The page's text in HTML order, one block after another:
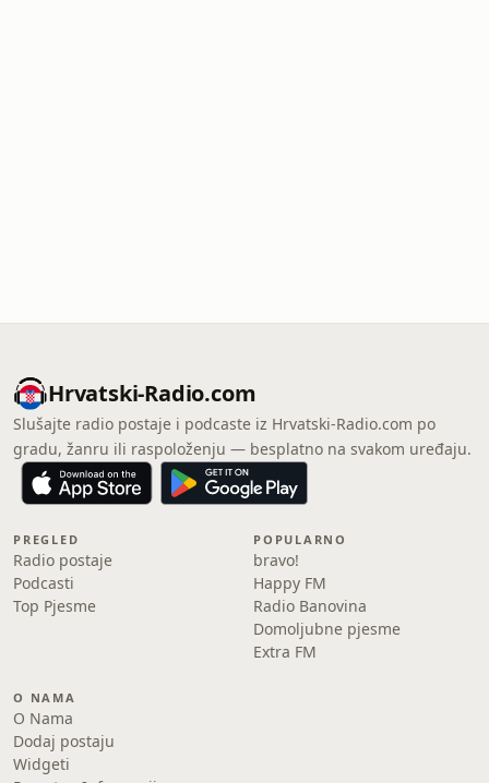
Hrvatski-Radio.com
Slušajte radio postaje i podcaste iz Hrvatski-Radio.com po
gradu, žanru ili raspoloženju — besplatno na svakom uređaju.
PREGLED
Radio postaje
Podcasti
Top Pjesme
POPULARNO
bravo!
Happy FM
Radio Banovina
Domoljubne pjesme
Extra FM
O NAMA
O Nama
Dodaj postaju
Widgeti